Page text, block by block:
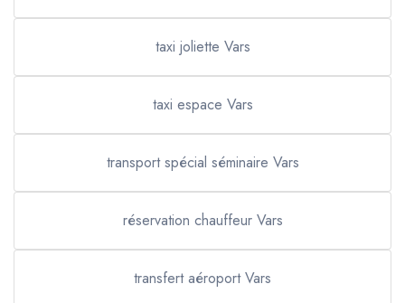
taxi joliette Vars
taxi espace Vars
transport spécial séminaire Vars
réservation chauffeur Vars
transfert aéroport Vars